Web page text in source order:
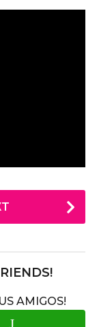
AMIGOS!